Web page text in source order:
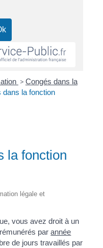
> Congés dans la
dans la fonction
la fonction
légale et
vous avez droit à un
parannée
de jours travaillés par